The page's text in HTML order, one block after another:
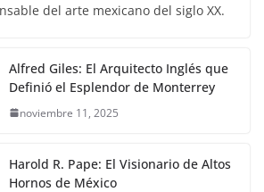
del arte mexicano del siglo XX.
Alfred Giles: El Arquitecto Inglés que
Definió el Esplendor de Monterrey
noviembre 11, 2025
Harold R. Pape: El Visionario de Altos
Hornos de México